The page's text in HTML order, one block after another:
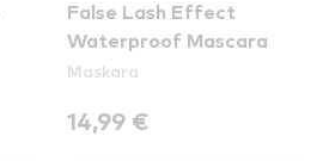
False Lash Effect
Waterproof Mascara
Maskara
14,99 €